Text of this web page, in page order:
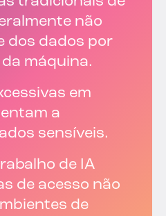
não
dos dados por
máquina.
em
a
sensíveis.
de IA
de acesso não
de